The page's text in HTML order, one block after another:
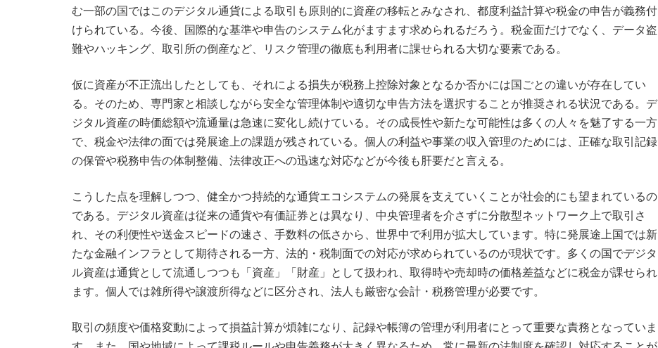
む一部の国ではこのデジタル通貨による取引も原則的に資産の移転とみなされ、都度利益計算や税金の申告が義務付
けられている。今後、国際的な基準や申告のシステム化がますます求められるだろう。税金面だけでなく、データ盗
難やハッキング、取引所の倒産など、リスク管理の徹底も利用者に課せられる大切な要素である。
仮に資産が不正流出したとしても、それによる損失が税務上控除対象となるか否かには国ごとの違いが存在してい
る。そのため、専門家と相談しながら安全な管理体制や適切な申告方法を選択することが推奨される状況である。デ
ジタル資産の時価総額や流通量は急速に変化し続けている。その成長性や新たな可能性は多くの人々を魅了する一方
で、税金や法律の面では発展途上の課題が残されている。個人の利益や事業の収入管理のためには、正確な取引記録
の保管や税務申告の体制整備、法律改正への迅速な対応などが今後も肝要だと言える。
こうした点を理解しつつ、健全かつ持続的な通貨エコシステムの発展を支えていくことが社会的にも望まれているの
である。デジタル資産は従来の通貨や有価証券とは異なり、中央管理者を介さずに分散型ネットワーク上で取引さ
れ、その利便性や送金スピードの速さ、手数料の低さから、世界中で利用が拡大しています。特に発展途上国では新
たな金融インフラとして期待される一方、法的・税制面での対応が求められているのが現状です。多くの国でデジタ
ル資産は通貨として流通しつつも「資産」「財産」として扱われ、取得時や売却時の価格差益などに税金が課せられ
ます。個人では雑所得や譲渡所得などに区分され、法人も厳密な会計・税務管理が必要です。
取引の頻度や価格変動によって損益計算が煩雑になり、記録や帳簿の管理が利用者にとって重要な責務となっていま